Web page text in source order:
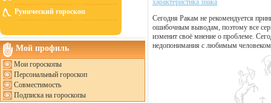
Рунический гороскоп
Мой профиль
Мои гороскопы
Персональный гороскоп
Совместимость
Подписка на гороскопы
Сегодня Ракам не рекомендуется
ошибочным выводам, поэтому все
изменит своё мнение о проблеме.
недопонимания с любимым